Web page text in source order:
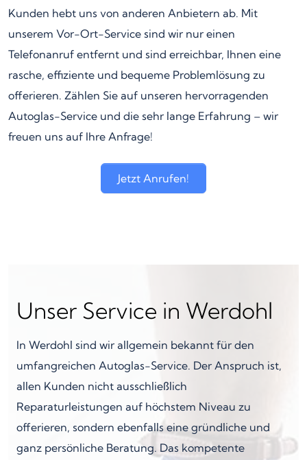
Kunden hebt uns von anderen Anbietern ab. Mit
unserem Vor-Ort-Service sind wir nur einen
Telefonanruf entfernt und sind erreichbar, Ihnen eine
rasche, effiziente und bequeme Problemlösung zu
offerieren. Zählen Sie auf unseren hervorragenden
Autoglas-Service und die sehr lange Erfahrung – wir
freuen uns auf Ihre Anfrage!
Jetzt Anrufen!
Unser Service in Werdohl
In Werdohl sind wir allgemein bekannt für den
umfangreichen Autoglas-Service. Der Anspruch ist,
allen Kunden nicht ausschließlich
Reparaturleistungen auf höchstem Niveau zu
offerieren, sondern ebenfalls eine gründliche und
ganz persönliche Beratung. Das kompetente